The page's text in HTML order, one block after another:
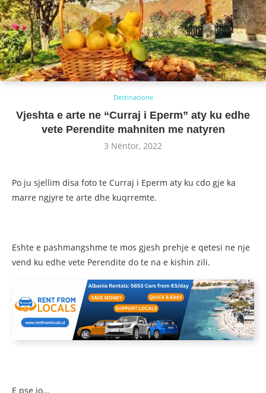
Destinacione
Vjeshta e arte ne “Curraj i Eperm” aty ku edhe
vete Perendite mahniten me natyren
3 Nëntor, 2022
Po ju sjellim disa foto te Curraj i Eperm aty ku cdo gje ka
marre ngjyre te arte dhe kuqrremte.
Eshte e pashmangshme te mos gjesh prehje e qetesi ne nje
vend ku edhe vete Perendite do te na e kishin zili.
E pse jo…